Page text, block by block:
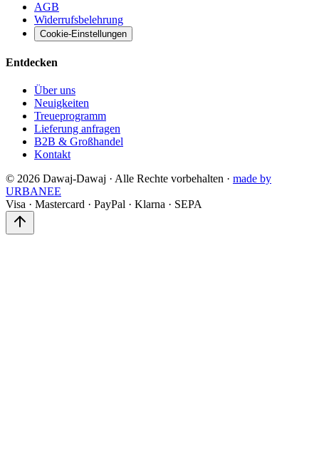
AGB
Widerrufsbelehrung
Cookie-Einstellungen
Entdecken
Über uns
Neuigkeiten
Treueprogramm
Lieferung anfragen
B2B & Großhandel
Kontakt
© 2026 Dawaj-Dawaj · Alle Rechte vorbehalten · made by
URBANEE
Visa · Mastercard · PayPal · Klarna · SEPA